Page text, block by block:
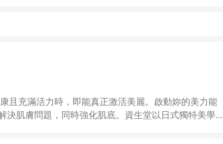
且充滿活力時，即能真正激活美麗。啟動妳的美力能
肌膚問題，同時強化肌底。資生堂以日式獨特美學，